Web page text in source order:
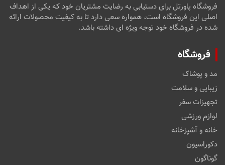
فروشگاه پاورتل برای دستیابی به رضایت مشتریان خود که یکی از اهداف
اصلی این فروشگاه است، همواره سعی دارد تا به کیفیت محصولات ارائه
شده در فروشگاه خود توجه ویژه ای داشته باشد.
فروشگاه
مد و پوشاک
زیبایی و سلامت
تجهیزات سفر
لوازم ورزشی
خانه و آشپزخانه
دکوراسیون
گوناگون